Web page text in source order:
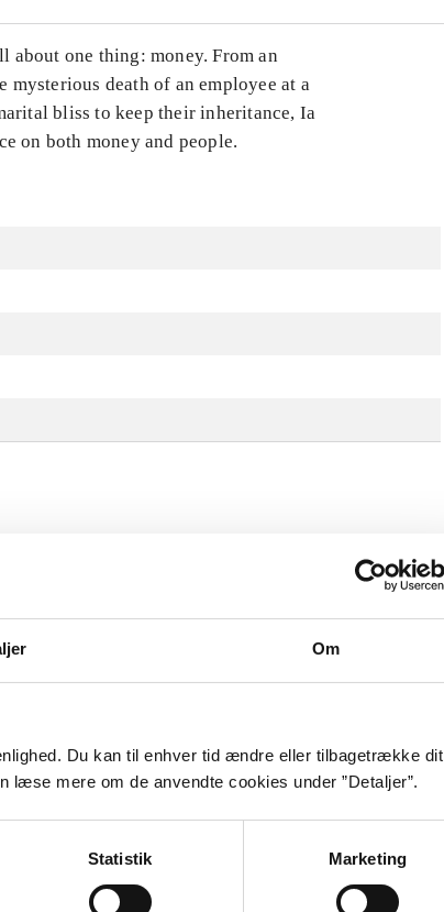
Om
Du kan til enhver tid ændre eller tilbagetrække dit
læse mere om de anvendte cookies under ”Detaljer”.
Statistik Marketing
about one thing: money. From an
death of an employee at a
bliss to keep their inheritance, Ia
on both money and people.